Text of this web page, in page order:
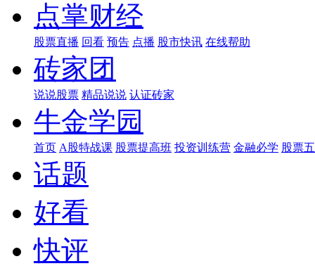
点掌财经
股票直播 回看 预告 点播 股市快讯 在线帮助
砖家团
说说股票 精品说说 认证砖家
牛金学园
首页 A股特战课 股票提高班 投资训练营 金融必学 股票
话题
好看
快评